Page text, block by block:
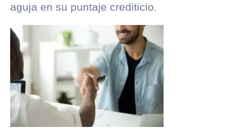
aguja en su puntaje crediticio.